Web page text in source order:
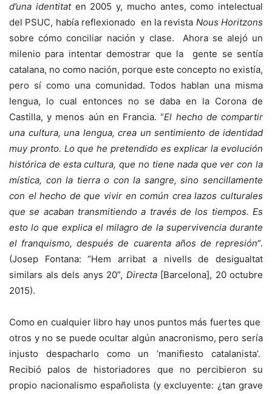
d’una identitaten 2005 y, mucho antes, como intelectual
del PSUC, había reflexionado en la revista Nous Horitzons
sobre cómo conciliar nación y clase. Ahora se alejó un
milenio para intentar demostrar que la gente se sentía
catalana, no como nación, porque este concepto no existía,
pero sí como una comunidad. Todos hablan una misma
lengua, lo cual entonces no se daba en la Corona de
Castilla, y menos aún en Francia. “El hecho de compartir
una cultura, una lengua, crea un sentimiento de identidad
muy pronto. Lo que he pretendido es explicar la evolución
histórica de esta cultura, que no tiene nada que ver con la
mística, con la tierra o con la sangre, sino sencillamente
con el hecho de que vivir en común crea lazos culturales
que se acaban transmitiendo a través de los tiempos. Es
esto lo que explica el milagro de la supervivencia durante
el franquismo, después de cuarenta años de represión”.
(Josep Fontana: “Hem arribat a nivells de desigualtat
similars als dels anys 20”, Directa [Barcelona], 20 octubre
2015).
Como en cualquier libro hay unos puntos más fuertes que
otros y no se puede ocultar algún anacronismo, pero sería
injusto despacharlo como un ‘manifiesto catalanista’.
Recibió palos de historiadores que no percibieron su
propio nacionalismo españolista (y excluyente: ¿tan grave